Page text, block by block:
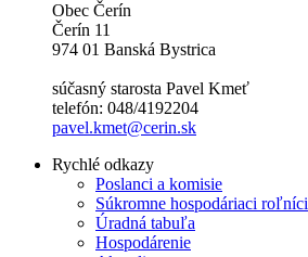
Obec Čerín
Čerín 11
974 01 Banská Bystrica
súčasný starosta Pavel Kmeť
telefón: 048/4192204
pavel.kmet@cerin.sk
Rychlé odkazy
Poslanci a komisie
Súkromne hospodáriaci roľníci
Úradná tabuľa
Hospodárenie